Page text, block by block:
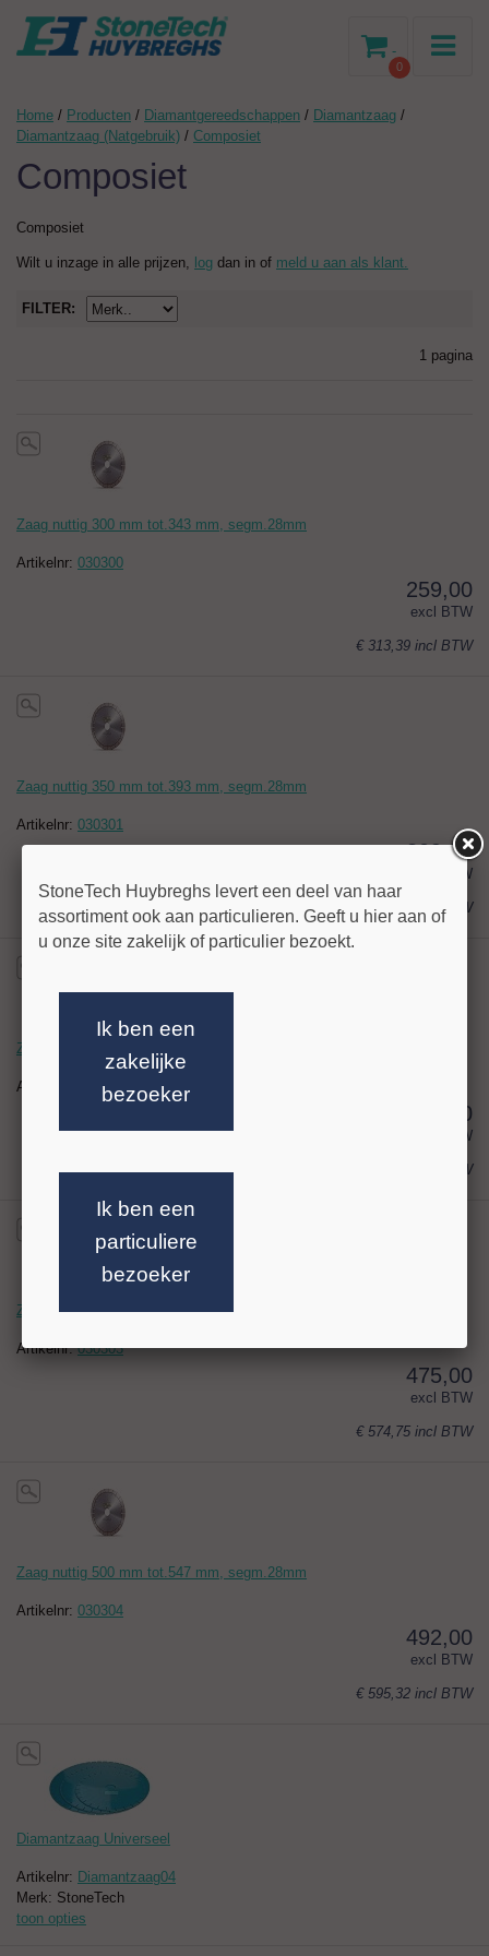
0
-
Home / Producten / Diamantgereedschappen / Diamantzaag /
Diamantzaag (Natgebruik) / Composiet
Composiet
Composiet
Wilt u inzage in alle prijzen, log dan in of meld u aan als klant.
FILTER:
1 pagina
Zaag nuttig 300 mm tot.343 mm, segm.28mm
Artikelnr: 030300
259,00
excl BTW
€ 313,39 incl BTW
Zaag nuttig 350 mm tot.393 mm, segm.28mm
Artikelnr: 030301
309,00
excl BTW
€ 373,89 incl BTW
Zaag nuttig 400 mm tot.443 mm, segm.28mm
Artikelnr: 030302
351,00
excl BTW
incl BTW
Zaag nuttig 450 mm tot.497 mm, segm.28mm
Artikelnr:030303
475,00
excl BTW
€ 574,75 incl BTW
Zaag nuttig 500 mm tot.547 mm, segm.28mm
Artikelnr: 030304
492,00
excl BTW
€ 595,32 incl BTW
Diamantzaag Universeel
Artikelnr: Diamantzaag04
Merk: StoneTech
toon opties
StoneTech Huybreghs levert een deel van haar
assortiment ook aan particulieren. Geeft u hier aan of
u onze site zakelijk of particulier bezoekt.
Ik ben een
zakelijke
bezoeker
Ik ben een
particuliere
bezoeker